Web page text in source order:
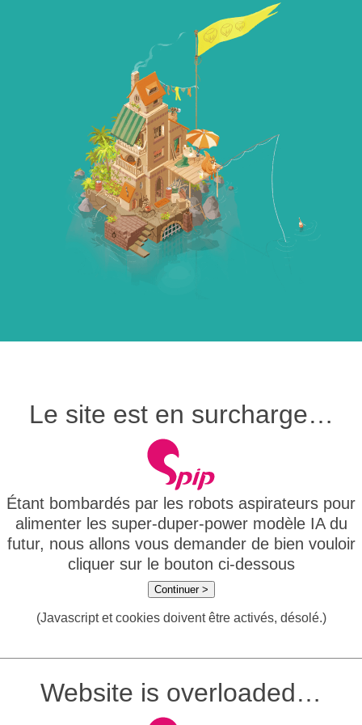
Le site est en surcharge…
Étant bombardés par les robots aspirateurs pour
alimenter les super-duper-power modèle IA du
futur, nous allons vous demander de bien vouloir
cliquer sur le bouton ci-dessous
Continuer >
(Javascript et cookies doivent être activés, désolé.)
Website is overloaded…